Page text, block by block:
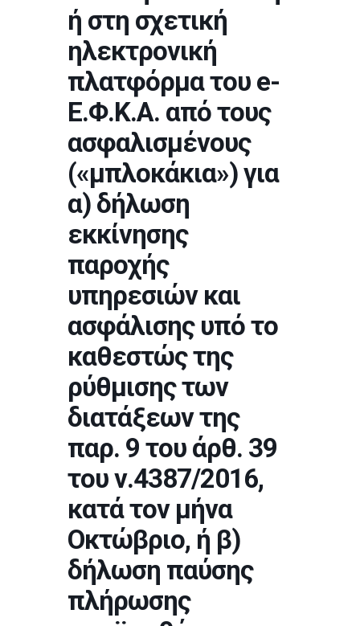
ή στη σχετική
ηλεκτρονική
πλατφόρμα του e-
Ε.Φ.Κ.Α. από τους
ασφαλισμένους
(«μπλοκάκια») για
α) δήλωση
εκκίνησης
παροχής
υπηρεσιών και
ασφάλισης υπό το
καθεστώς της
ρύθμισης των
διατάξεων της
παρ. 9 του άρθ. 39
του ν.4387/2016,
κατά τον μήνα
Οκτώβριο, ή β)
δήλωση παύσης
πλήρωσης